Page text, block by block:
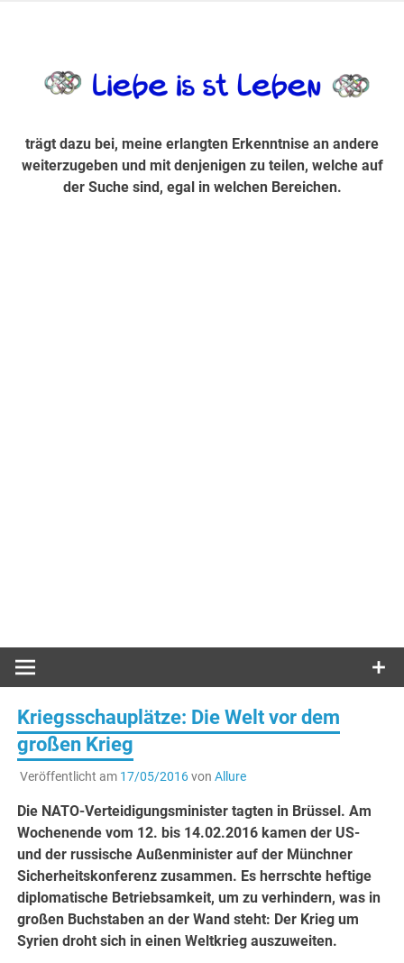
Suche sind, egal in welchen Bereichen.
trägt dazu bei, meine erlangten Erkenntnise an andere
weiterzugeben und mit denjenigen zu teilen, welche auf
der Suche sind, egal in welchen Bereichen.
Kriegsschauplätze: Die Welt vor dem
großen Krieg
Veröffentlicht am 17/05/2016von Allure
Die NATO-Verteidigungsminister tagten in Brüssel. Am
Wochenende vom 12. bis 14.02.2016 kamen der US-
und der russische Außenminister auf der Münchner
Sicherheitskonferenz zusammen. Es herrschte heftige
diplomatische Betriebsamkeit, um zu verhindern, was in
großen Buchstaben an der Wand steht: Der Krieg um
Syrien droht sich in einen Weltkrieg auszuweiten.